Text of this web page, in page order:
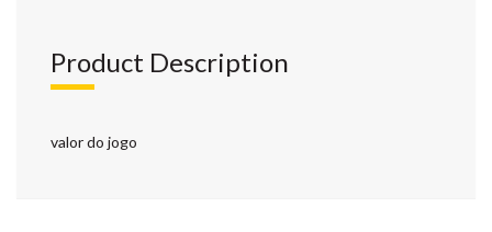
Product Description
valor do jogo